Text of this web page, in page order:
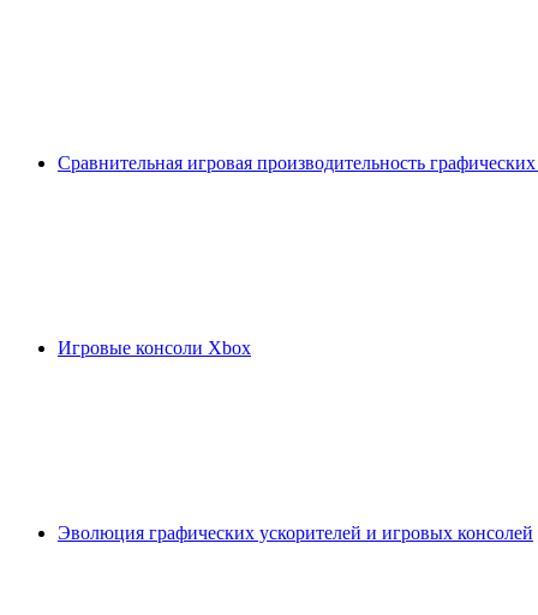
Сравнительная игровая производительность
Игровые консоли Xbox
Эволюция графических ускорителей и игровых консолей